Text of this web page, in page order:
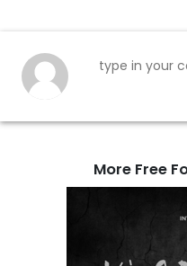
More Free